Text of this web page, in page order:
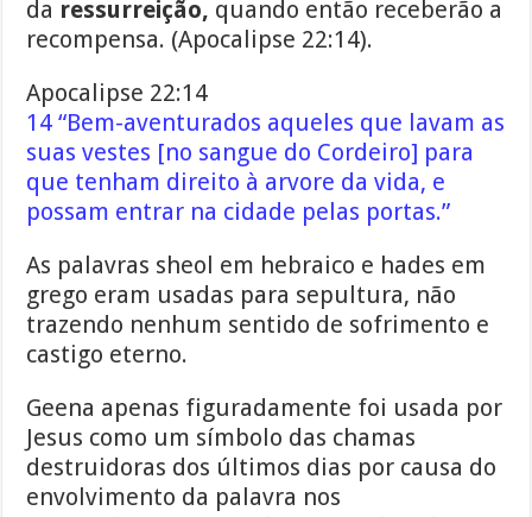
da ressurreição, quando então receberão a
recompensa. (Apocalipse 22:14).
Apocalipse 22:14
14 “Bem-aventurados aqueles que lavam as
suas vestes [no sangue do Cordeiro] para
que tenham direito à arvore da vida, e
possam entrar na cidade pelas portas.”
As palavras sheol em hebraico e hades em
grego eram usadas para sepultura, não
trazendo nenhum sentido de sofrimento e
castigo eterno.
Geena apenas figuradamente foi usada por
Jesus como um símbolo das chamas
destruidoras dos últimos dias por causa do
envolvimento da palavra nos